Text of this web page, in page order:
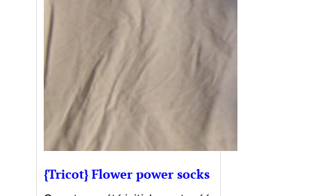
{Tricot} Flower power socks